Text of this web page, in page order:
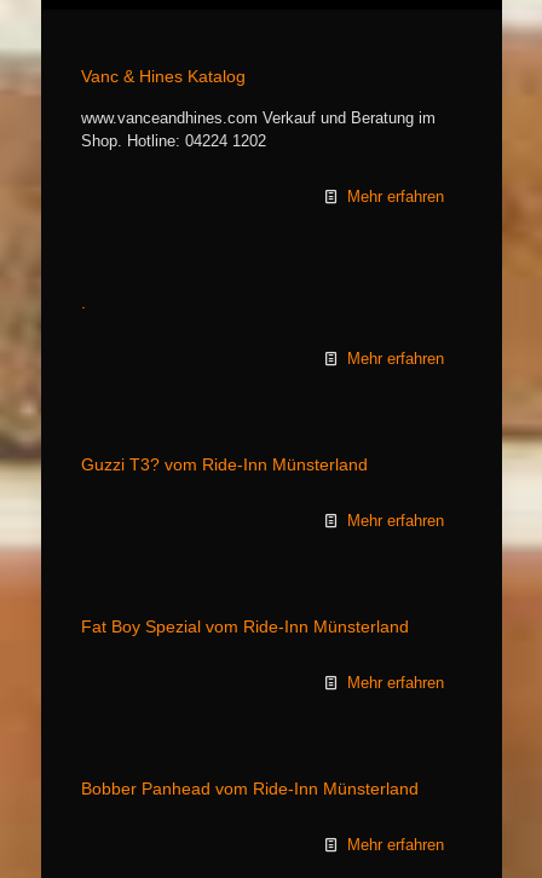
Vanc & Hines Katalog
www.vanceandhines.com Verkauf und Beratung im
Shop. Hotline: 04224 1202
Mehr erfahren
Mehr erfahren
Guzzi T3? vom Ride-Inn Münsterland
Mehr erfahren
Fat Boy Spezial vom Ride-Inn Münsterland
Mehr erfahren
Bobber Panhead vom Ride-Inn Münsterland
Mehr erfahren